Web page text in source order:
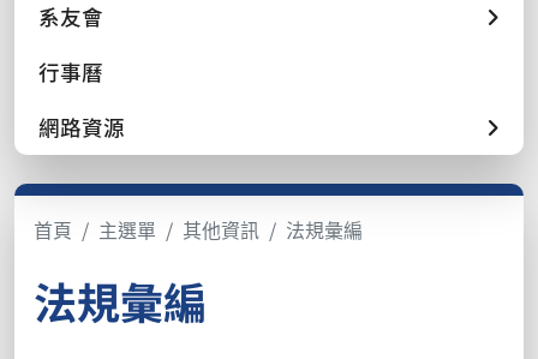
系友會
行事曆
網路資源
首頁 主選單 其他資訊 法規彙編
法規彙編